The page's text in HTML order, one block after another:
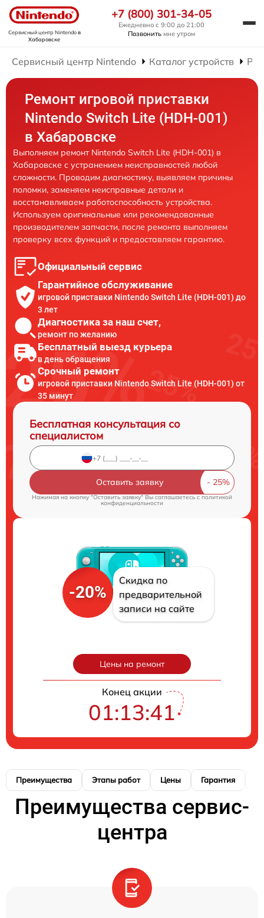
Сервисный центр Nintendoв
Хабаровске
+7 (800) 301-34-05
Ежедневно с 9:00 до 21:00
Позвонить мне утром
Сервисный центр Nintendo Каталог устройств
Ремонт игровой приставки
Nintendo Switch Lite (HDH-001)
в Хабаровске
Выполняем ремонт Nintendo Switch Lite (HDH-001) в
Хабаровске с устранением неисправностей любой
сложности. Проводим диагностику, выявляем причины
поломки, заменяем неисправные детали и
восстанавливаем работоспособность устройства.
Используем оригинальные или рекомендованные
производителем запчасти, после ремонта выполняем
проверку всех функций и предоставляем гарантию.
Официальный сервис
Гарантийное обслуживание
игровой приставки Nintendo Switch Lite (HDH-001) до
3 лет
Диагностика за наш счет,
ремонт по желанию
Бесплатный выезд курьера
в день обращения
Срочный ремонт
игровой приставки Nintendo Switch Lite (HDH-001) от
35 минут
Бесплатная консультация со
специалистом
Оставить заявку
Нажимая на кнопку "Оставить заявку" Вы соглашаетесь c политикой
конфиденциальности
-20%
Скидка по
предварительной
записи на сайте
Цены на ремонт
Конец акции
01:13:40
Преимущества Этапы работ Цены Гарантия
Преимущества сервис-
центра